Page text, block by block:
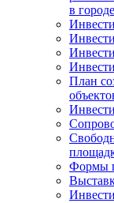
в
План
Формы